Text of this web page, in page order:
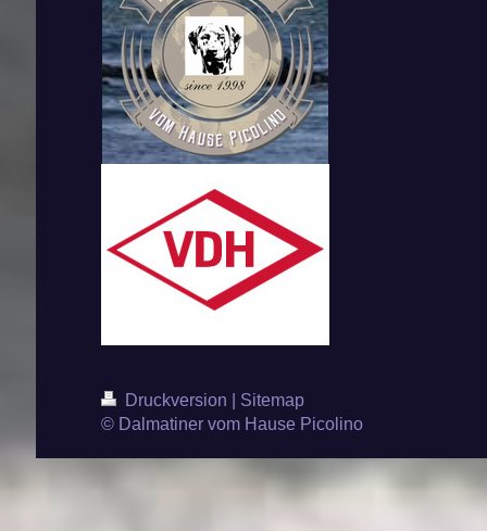
Druckversion
Sitemap
© Dalmatiner vom Hause Picolino